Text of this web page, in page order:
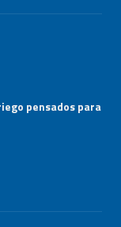
pensados para